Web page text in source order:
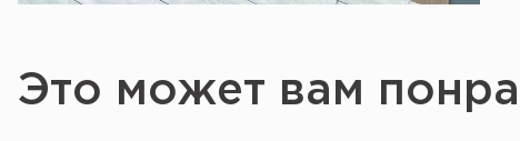
Это может вам